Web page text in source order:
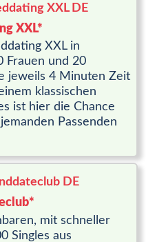
XXL*
XXL in
Frauen und 20
jeweils 4 Minuten Zeit
klassischen
ist hier die Chance
Passenden
mit schneller
Singles aus